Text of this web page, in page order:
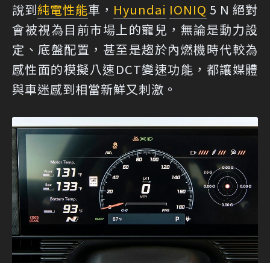
說到純電性能車， Hyundai IONIQ 5 N 絕對
會被視為目前市場上的寵兒，無論是動力設
定、底盤配置，甚至是趨於內燃機時代較為
感性面的模擬八速DCT變速功能，都讓媒體
與車迷感到相當新鮮又刺激。